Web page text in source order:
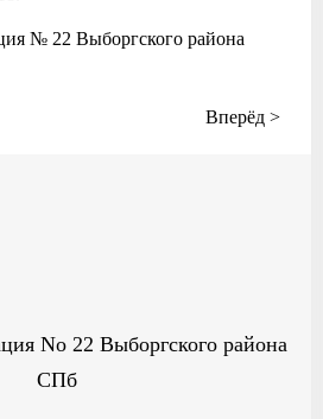
Вперёд >
No 22 Выборгского района
СПб